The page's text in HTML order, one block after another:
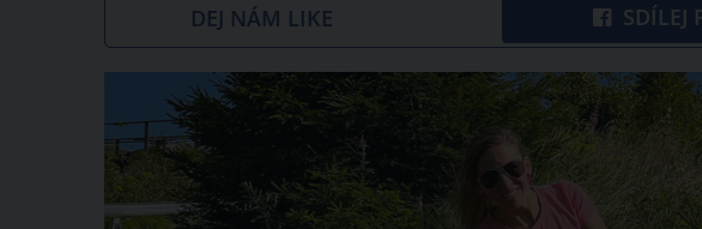
DEJ NÁM LIKE SDÍLEJ